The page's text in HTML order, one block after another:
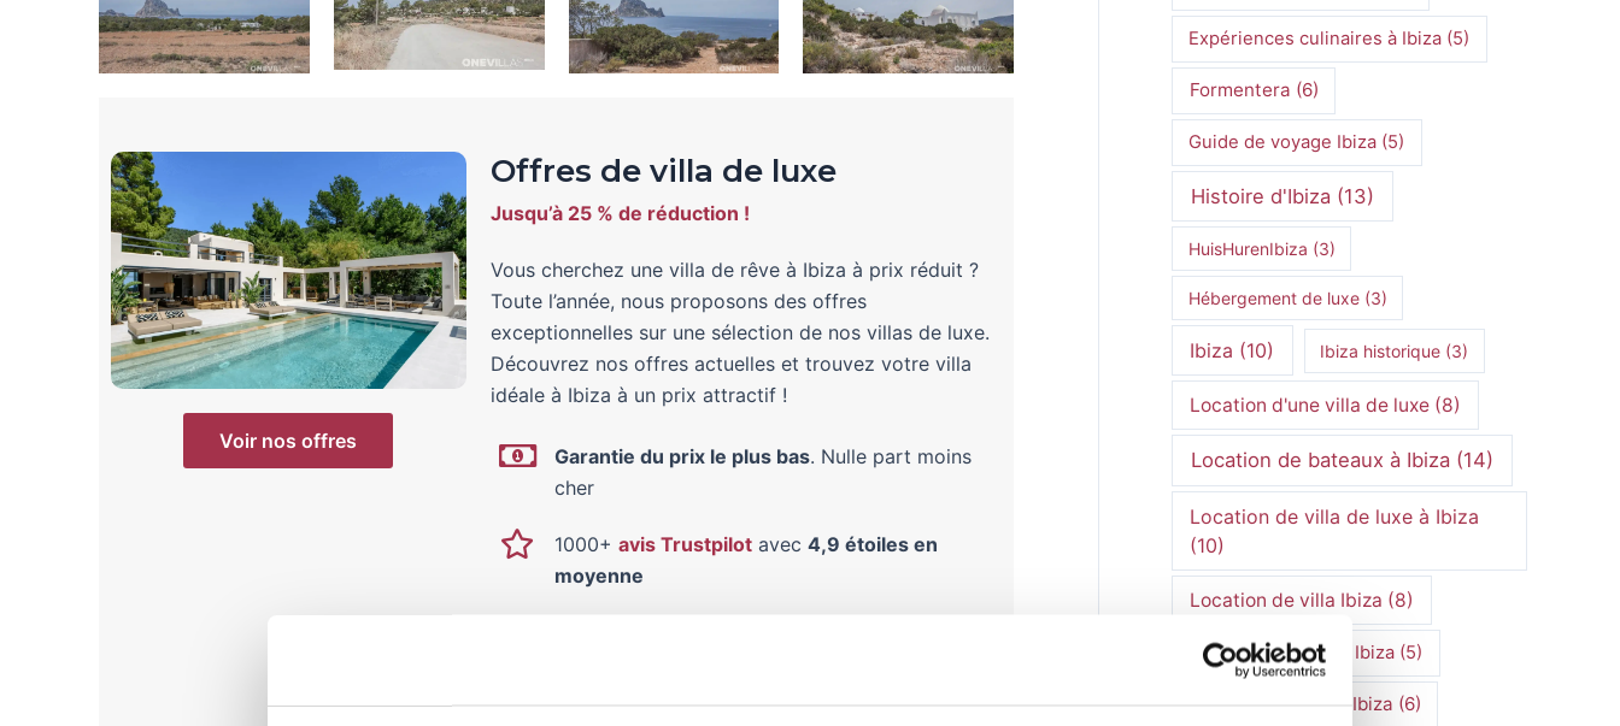
Voir nos offres
Offres de villa de luxe
Jusqu’à 25 % de réduction !
Vous cherchez une villa de rêve à Ibiza à prix réduit ?
Toute l’année, nous proposons des offres
exceptionnelles sur une sélection de nos villas de luxe.
Découvrez nos offres actuelles et trouvez votre villa
idéale à Ibiza à un prix attractif !
Garantie du prix le plus bas. Nulle part moins
cher
1000+avis Trustpilot avec4,9 étoiles en
moyenne
Expériences culinaires à Ibiza (5)
Formentera (6)
Guide de voyage Ibiza (5)
Histoire d'Ibiza (13)
HuisHurenIbiza (3)
Hébergement de luxe(3)
Ibiza (10) Ibiza historique (3)
Location d'une villa de luxe (8)
Location de bateaux à Ibiza (14)
Location de villa de luxe à Ibiza
(10)
Location de villa Ibiza (8)
Location de villas à Ibiza (5)
Location de villa à Ibiza (6)